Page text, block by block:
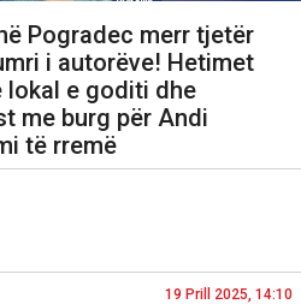
Pogradec merr tjetër
i autorëve! Hetimet
lokal e goditi dhe
me burg për Andi
të rremë
19 Prill 2025, 14:10